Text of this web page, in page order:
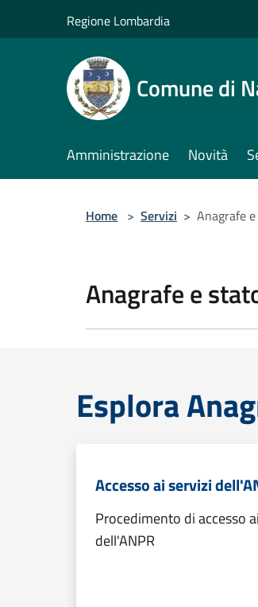
Regione Lombardia
Comune di
Amministrazione Novità
Home > Servizi > Anagrafe
Anagrafe e
Esplora
Accesso ai servizi
Procedimento di accesso
dell'ANPR